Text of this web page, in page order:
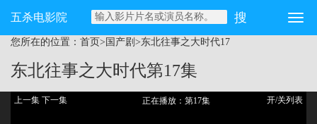
五杀电影院
您所在的位置： 首页> 国产剧 >东北往事之大时代17
东北往事之大时代第17集
上一集 下一集 正在播放：第17集 开/关列表